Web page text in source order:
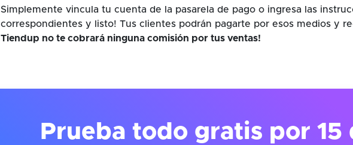
Simplemente vincula tu cuenta de la pasarela de pago o ingresa las
correspondientes y listo! Tus clientes podrán pagarte por esos medios y
Tiendup no te cobrará ninguna comisión por tus ventas!
Prueba todo gratis por 15